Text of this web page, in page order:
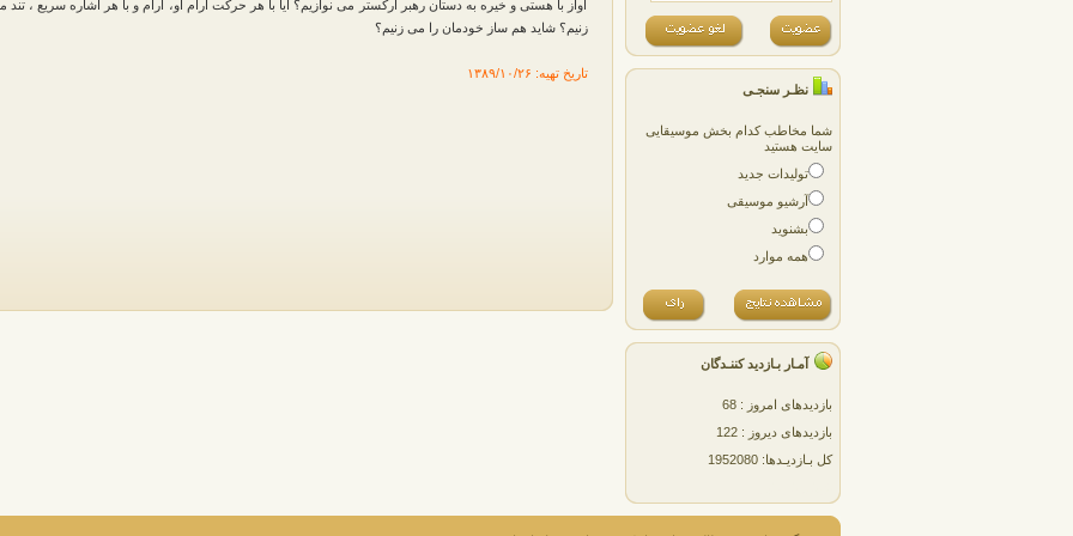
نظـر سنجـی
شما مخاطب کدام بخش موسیقایی
سایت هستید
تولیدات جدید
آرشیو موسیقی
بشنوید
همه موارد
آمـار بـازدید کننـدگان
بازدیدهای امروز : 68
بازدیدهای دیروز : 122
کل بـازدیـدها: 1952080
آواز با هستی و خیره به دستان رهبر ارکستر می نوازیم؟ آیا با هر حرکت آرام او، آرام و با هر اشاره سریع ، تند
زنیم؟ شاید هم ساز خودمان را می زنیم؟
تاریخ تهیه: ۱۳۸۹/۱۰/۲۶